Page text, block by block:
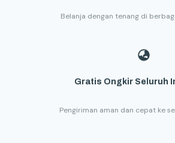
Belanja dengan tenang di
Gratis Ongkir Seluruh
Pengiriman aman dan cepat ke